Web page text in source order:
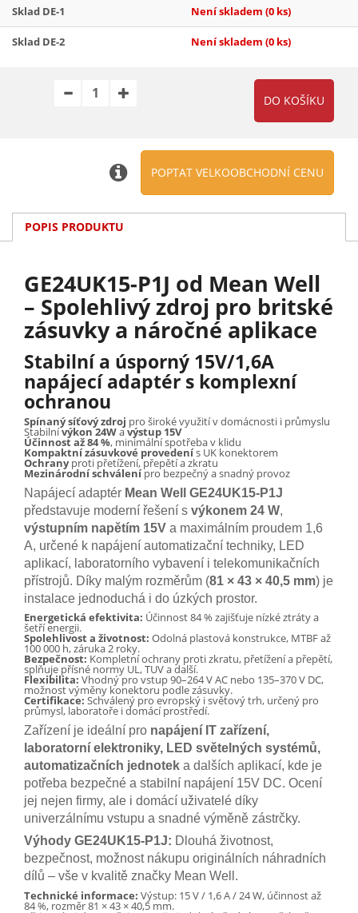
Sklad DE-1 Není skladem (0 ks)
Sklad DE-2 Není skladem (0 ks)
POPTAT VELKOOBCHODNÍ CENU
POPIS PRODUKTU
GE24UK15-P1J od Mean Well
– Spolehlivý zdroj pro britské
zásuvky a náročné aplikace
Stabilní a úsporný 15V/1,6A
napájecí adaptér s komplexní
ochranou
Spínaný síťový zdroj pro široké využití v domácnosti i průmyslu
Stabilnívýkon 24Wavýstup 15V
Účinnost až 84 %, minimální spotřeba v klidu
Kompaktní zásuvkové provedenís UK konektorem
Ochranyproti přetížení, přepětí a zkratu
Mezinárodní schválenípro bezpečný a snadný provoz
Napájecí adaptér Mean Well GE24UK15-P1J
představuje moderní řešení s výkonem 24 W,
výstupním napětím 15V a maximálním proudem 1,6
A, určené k napájení automatizační techniky, LED
aplikací, laboratorního vybavení i telekomunikačních
přístrojů. Díky malým rozměrům (81 × 43 × 40,5 mm) je
instalace jednoduchá i do úzkých prostor.
Energetická efektivita: Účinnost 84 % zajišťuje nízké ztráty a
šetří energii.
Spolehlivost a životnost: Odolná plastová konstrukce, MTBF až
100 000 h, záruka 2 roky.
Bezpečnost: Kompletní ochrany proti zkratu, přetížení a přepětí,
splňuje přísné normy UL, TUV a další.
Flexibilita: Vhodný pro vstup 90–264 V AC nebo 135–370 V DC,
možnost výměny konektoru podle zásuvky.
Certifikace: Schválený pro evropský i světový trh, určený pro
průmysl, laboratoře i domácí prostředí.
Zařízení je ideální pro napájení IT zařízení,
laboratorní elektroniky, LED světelných systémů,
automatizačních jednotek a dalších aplikací, kde je
potřeba bezpečné a stabilní napájení 15V DC. Ocení
jej nejen firmy, ale i domácí uživatelé díky
univerzálnímu vstupu a snadné výměně zástrčky.
Výhody GE24UK15-P1J: Dlouhá životnost,
bezpečnost, možnost nákupu originálních náhradních
dílů – vše v kvalitě značky Mean Well.
Technické informace: Výstup: 15 V / 1,6 A / 24 W, účinnost až
84 %, rozměr 81 × 43 × 40,5 mm.